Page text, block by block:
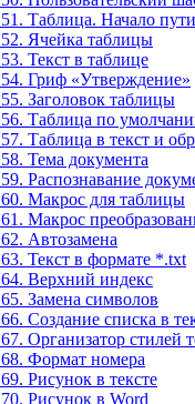
Таблица. Начало пути
Ячейка таблицы
Текст в таблице
Гриф «Утверждение»
Заголовок таблицы
Таблица по
Таблица в текст и
Тема документа
Распознавание
Макрос для таблицы
Макрос
Автозамена
Текст в формате *.txt
Верхний индекс
Замена символов
Создание списка в
Организатор стилей
Формат номера
Рисунок в тексте
Рисунок в Word